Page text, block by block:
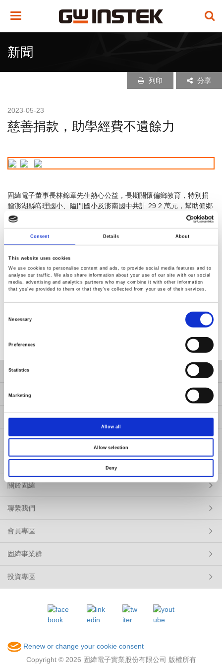
Consent Details About
This website uses cookies
We use cookies to personalise content and ads, to provide social media features and to
analyse our traffic. We also share information about your use of our site with our social
media, advertising and analytics partners who may combine it with other information
that you’ve provided to them or that they’ve collected from your use of their services.
Selection
Necessary
Preferences
Statistics
Marketing
Allow all
Allow selection
Deny
Toggle
新聞
列印 分享
2023-05-23
慈善捐款，助學經費不遺餘力
固緯電子董事長林錦章先生熱心公益，長期關懷偏鄉教育，特別捐
贈澎湖縣嵵理國小、隘門國小及澎南國中共計 29.2 萬元，幫助偏鄉
兒童課後照顧及提供優秀學生獎助學金，期許孩童都能多元學習、
適性發展。
返回
產品
解決方案
服務
新聞
公司治理資訊專區
關於固緯
聯繫我們
會員專區
固緯事業群
投資專區
Renew or change your cookie consent
Copyright © 2026 固緯電子實業股份有限公司 版權所有